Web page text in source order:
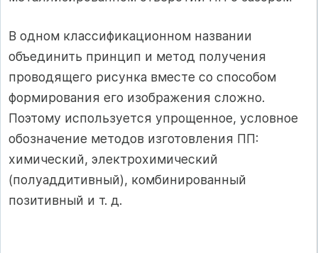
В одном классификационном названии
объединить принцип и метод получения
проводящего рисунка вместе со способом
формирования его изображения сложно.
Поэтому используется упрощенное, условное
обозначение методов изготовления ПП:
химический, электрохимический
(полуаддитивный), комбинированный
позитивный и т. д.